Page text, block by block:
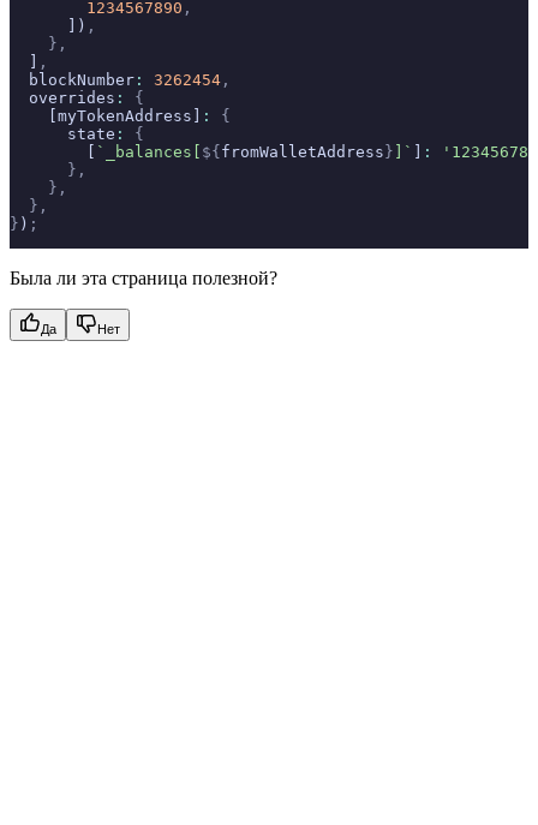
        1234567890
,
      ])
,
    },
,
  blockNumber
: 3262454 ,
  overrides
:
{
    [myTokenAddress]
:
{
      state
:
{
`_balances[ ${ fromWalletAddress } ]` :
      },
    },
  },
} ) ;
Была ли эта страница полезной?
Да Нет